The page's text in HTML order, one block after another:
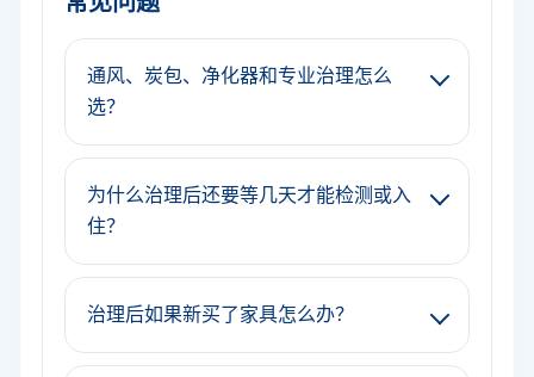
通风、炭包、净化器和专业治理怎么
选？
为什么治理后还要等几天才能检测或入
住？
治理后如果新买了家具怎么办？